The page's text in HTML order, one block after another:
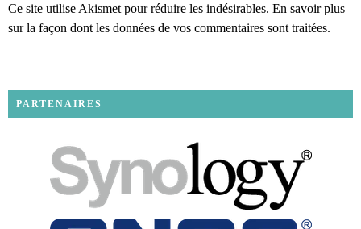
Ce site utilise Akismet pour réduire les indésirables. En savoir plus
sur la façon dont les données de vos commentaires sont traitées.
PARTENAIRES